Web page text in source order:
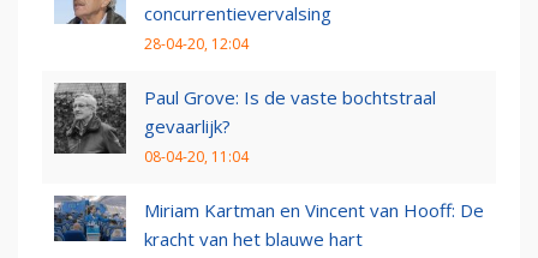
concurrentievervalsing
28-04-20, 12:04
Paul Grove: Is de vaste bochtstraal
gevaarlijk?
08-04-20, 11:04
Miriam Kartman en Vincent van Hooff: De
kracht van het blauwe hart